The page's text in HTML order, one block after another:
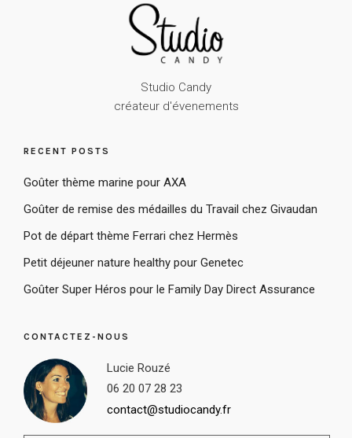
Studio Candy
créateur d'évenements
RECENT POSTS
Goûter thème marine pour AXA
Goûter de remise des médailles du Travail chez Givaudan
Pot de départ thème Ferrari chez Hermès
Petit déjeuner nature healthy pour Genetec
Goûter Super Héros pour le Family Day Direct Assurance
CONTACTEZ-NOUS
Lucie Rouzé
06 20 07 28 23
contact@studiocandy.fr